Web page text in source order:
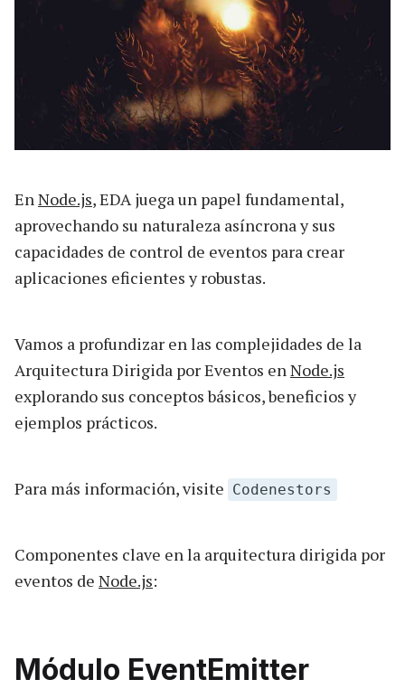
EnNode.js, EDA juega un papel fundamental,
aprovechando su naturaleza asíncrona y sus
capacidades de control de eventos para crear
aplicaciones eficientes y robustas.
Vamos a profundizar en las complejidades de la
Arquitectura Dirigida por Eventos enNode.js
explorando sus conceptos básicos, beneficios y
ejemplos prácticos.
Para más información, visite Codenestors
Componentes clave en la arquitectura dirigida por
eventos de Node.js:
Módulo EventEmitter